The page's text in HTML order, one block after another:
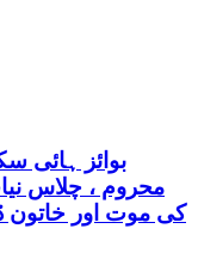
بوائز ہائی
محروم ، چلاس
کی موت اور خاتون